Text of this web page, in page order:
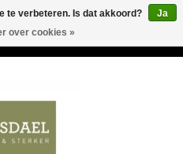
te verbeteren. Is dat akkoord?
Ja
over cookies »